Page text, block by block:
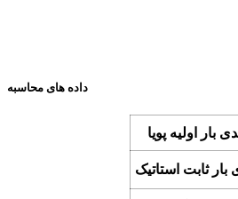
داده های محاسبه
بار اولیه پویا
بار ثابت استاتیک